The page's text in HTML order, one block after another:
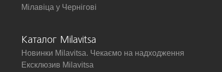
Мілавіца у Чернігові
Каталог Milavitsa
Новинки Milavitsa. Чекаємо на надходження
Ексклюзив Milavitsa